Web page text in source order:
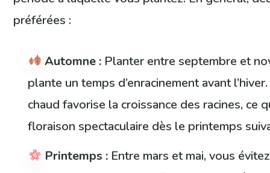
préférées :
Automne : Planter entre septembre et
plante un temps d’enracinement avant
chaud favorise la croissance des racines, ce
floraison spectaculaire dès le printemps
Printemps : Entre mars et mai, vous